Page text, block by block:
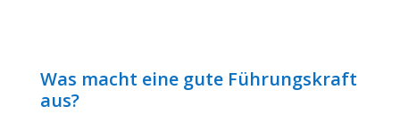
Was macht eine gute Führungskraft
aus?